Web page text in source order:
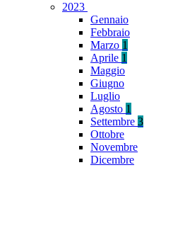
2023
Gennaio
Febbraio
Marzo 1
Aprile 1
Maggio
Giugno
Luglio
Agosto 1
Settembre 3
Ottobre
Novembre
Dicembre